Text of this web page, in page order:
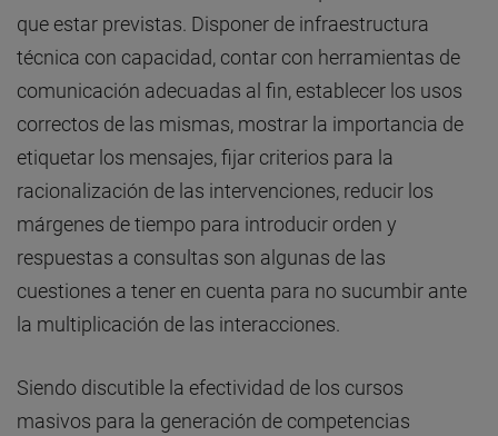
que estar previstas. Disponer de infraestructura
técnica con capacidad, contar con herramientas de
comunicación adecuadas al fin, establecer los usos
correctos de las mismas, mostrar la importancia de
etiquetar los mensajes, fijar criterios para la
racionalización de las intervenciones, reducir los
márgenes de tiempo para introducir orden y
respuestas a consultas son algunas de las
cuestiones a tener en cuenta para no sucumbir ante
la multiplicación de las interacciones.
Siendo discutible la efectividad de los cursos
masivos para la generación de competencias